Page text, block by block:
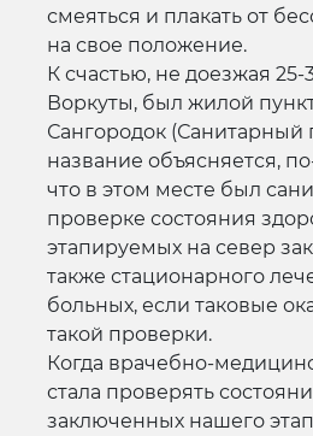
смеяться и плакать от
на свое положение.
К счастью, не доезжая
Воркуты, был жилой
Сангородок (Санитарный
название объясняется,
что в этом месте был
проверке состояния
этапируемых на север
также стационарного
больных, если таковые
такой проверки.
Когда врачебно-
стала проверять
заключенных нашего